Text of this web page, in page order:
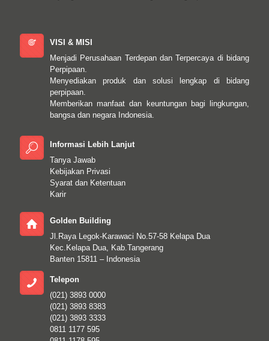
VISI & MISI
Menjadi Perusahaan Terdepan dan Terpercaya di bidang
Perpipaan.
Menyediakan produk dan solusi lengkap di bidang
perpipaan.
Memberikan manfaat dan keuntungan bagi lingkungan,
bangsa dan negara Indonesia.
Informasi Lebih Lanjut
Tanya Jawab
Kebijakan Privasi
Syarat dan Ketentuan
Karir
Golden Building
Jl.Raya Legok-Karawaci No.57-58 Kelapa Dua
Kec.Kelapa Dua, Kab.Tangerang
Banten 15811 – Indonesia
Telepon
(021) 3893 0000
(021) 3893 8383
(021) 3893 3333
0811 1177 595